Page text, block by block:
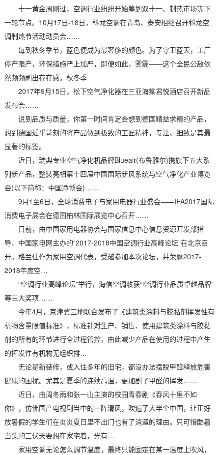
十一黄金周刚过，空调行业纷纷开始筹划双十一、制热市场等下
一轮节点。10月17日-18日，科龙空调在青岛、泰安相继召开科龙空
调制热节活动动员会……
每到秋冬季节，蓝色便成为最奢侈的颜色。为了守卫蓝天，工厂
停产限产，环保措施严上加严，即便如此，雾霾——这个全民公敌依
然频频刷出存在感。秋冬季
2017年9月15日，松下空气净化器在三亚海棠君悦酒店召开新品
发布会……
说到品质与质量，你第一时间肯定会想到德国精益求精的产品，
想到德国近乎苛刻的将产品做到极致的工匠精神，专注、细致是其最
显著的标签。
近日，瑞典专业空气净化机品牌Blueair(布鲁雅尔)携旗下五大系
列新产品，整装亮相第十四届中国国际新风系统与空气净化产业博览
会(以下简称：中国净博会)……
9月1至6日，全球消费电子与家用电器行业盛会——IFA2017国际
消费电子展会在德国柏林国际展览中心召开……
日前，由中国家用电器协会与国家信息中心信息资源开发部指
导、中国家电网主办的“2017-2018中国空调行业高峰论坛”在北京召
开。格兰仕作为家用空调代表，受邀参加本次论坛，并荣膺2017-
2018年度空…
“空调行业高峰论坛”举行，海信空调收获“空调行业品质卓越品牌”
等三大奖项……
今年4月，京津冀三地联合发布了《建筑类涂料与胶黏剂挥发性有
机物含量限值标准》，标准针对生产、销售、使用建筑类涂料与胶黏
剂的所有的环节进行全过程管控，由此减少产品在使用的过程中产生
的挥发性有机物无组织排…
无论是新装修，或入住多年的旧宅，都没办法摆脱甲醛释放危害
健康的困扰。尤其是夏季的连续高温，更加剧了甲醛的挥发……
近日，由周冬雨和张一山主演的校园青春剧《春风十里不如
你》，仿佛国产电视剧当中的一阵清风，吹遍了大半个中国，让正好
放暑假的学生们在炎炎夏日里不出门也有了消遣的理由。只可惜酷暑
当头的三伏天要想在家宅着，光有…
家用空调无论怎么调节温度，最终只能固定在某一温度上吹风，